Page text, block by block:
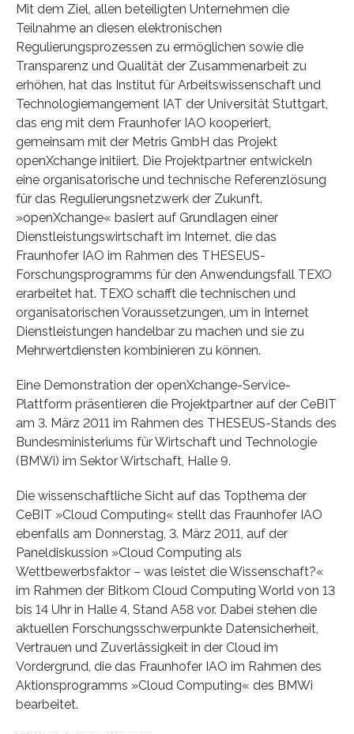
Mit dem Ziel, allen beteiligten Unternehmen die
Teilnahme an diesen elektronischen
Regulierungsprozessen zu ermöglichen sowie die
Transparenz und Qualität der Zusammenarbeit zu
erhöhen, hat das Institut für Arbeitswissenschaft und
Technologiemangement IAT der Universität Stuttgart,
das eng mit dem Fraunhofer IAO kooperiert,
gemeinsam mit der Metris GmbH das Projekt
openXchange initiiert. Die Projektpartner entwickeln
eine organisatorische und technische Referenzlösung
für das Regulierungsnetzwerk der Zukunft.
»openXchange« basiert auf Grundlagen einer
Dienstleistungswirtschaft im Internet, die das
Fraunhofer IAO im Rahmen des THESEUS-
Forschungsprogramms für den Anwendungsfall TEXO
erarbeitet hat. TEXO schafft die technischen und
organisatorischen Voraussetzungen, um in Internet
Dienstleistungen handelbar zu machen und sie zu
Mehrwertdiensten kombinieren zu können.
Eine Demonstration der openXchange-Service-
Plattform präsentieren die Projektpartner auf der CeBIT
am 3. März 2011 im Rahmen des THESEUS-Stands des
Bundesministeriums für Wirtschaft und Technologie
(BMWi) im Sektor Wirtschaft, Halle 9.
Die wissenschaftliche Sicht auf das Topthema der
CeBIT »Cloud Computing« stellt das Fraunhofer IAO
ebenfalls am Donnerstag, 3. März 2011, auf der
Paneldiskussion »Cloud Computing als
Wettbewerbsfaktor – was leistet die Wissenschaft?«
im Rahmen der Bitkom Cloud Computing World von 13
bis 14 Uhr in Halle 4, Stand A58 vor. Dabei stehen die
aktuellen Forschungsschwerpunkte Datensicherheit,
Vertrauen und Zuverlässigkeit in der Cloud im
Vordergrund, die das Fraunhofer IAO im Rahmen des
Aktionsprogramms »Cloud Computing« des BMWi
bearbeitet.